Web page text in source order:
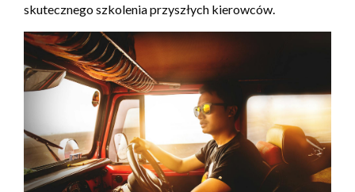
skutecznego szkolenia przyszłych kierowców.